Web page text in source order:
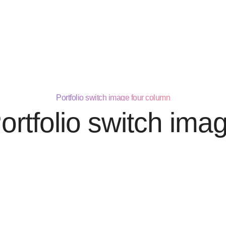
Portfolio switch image four column
switch